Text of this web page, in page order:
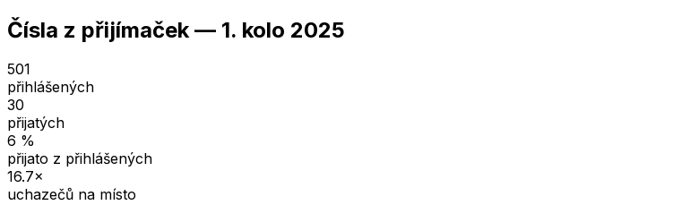
Čísla z přijímaček — 1. kolo 2025
501
přihlášených
30
přijatých
6 %
přijato z přihlášených
16.7×
uchazečů na místo